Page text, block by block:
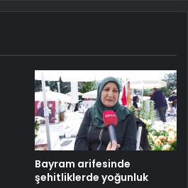
Bayram arifesinde
şehitliklerde yoğunluk